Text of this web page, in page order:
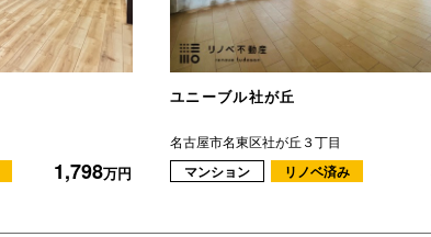
1,798万円
ユニーブル社が丘
名古屋市名東区社が丘３丁目
マンション リノベ済み